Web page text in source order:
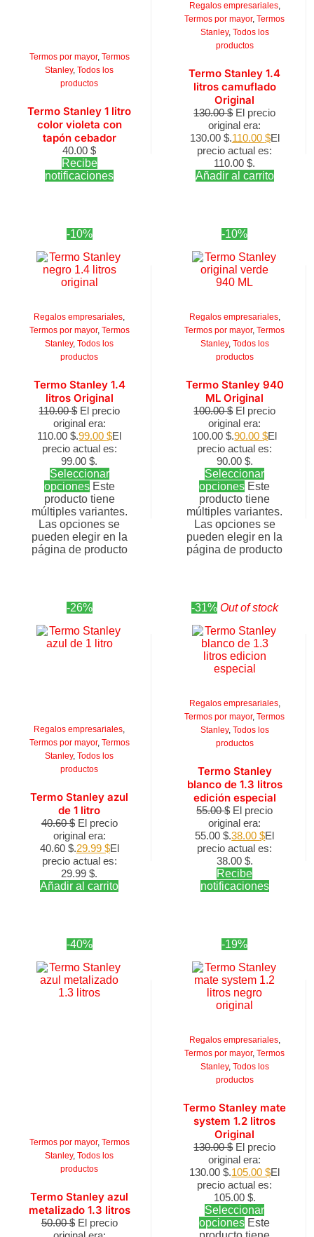
Termos por mayor, Termos
Stanley,Todos los
productos
Termo Stanley 1 litro
color violeta con
tapón cebador
40.00$
Recibe
notificaciones
Regalos empresariales,
Termos por mayor,Termos
Stanley, Todos los
productos
Termo Stanley 1.4
litros camuflado
Original
130.00$ El precio
original era:
130.00 $.110.00 $El
precio actual es:
110.00 $.
Añadir al carrito
-10%
Regalos empresariales,
Termos por mayor, Termos
Stanley,Todos los
productos
Termo Stanley 1.4
litros Original
110.00$ El precio
original era:
110.00 $.99.00$El
precio actual es:
99.00 $.
Seleccionar
opciones Este
producto tiene
múltiples variantes.
Las opciones se
pueden elegir en la
página de producto
-10%
Regalos empresariales,
Termos por mayor,Termos
Stanley, Todos los
productos
Termo Stanley 940
ML Original
100.00$ El precio
original era:
100.00 $.90.00$El
precio actual es:
90.00 $.
Seleccionar
opciones Este
producto tiene
múltiples variantes.
Las opciones se
pueden elegir en la
página de producto
-26%
Regalos empresariales,
Termos por mayor, Termos
Stanley,Todos los
productos
Termo Stanley azul
de 1 litro
40.60$ El precio
original era:
40.60 $.29.99 $El
precio actual es:
29.99 $.
Añadir al carrito
-31% Out of stock
Regalos empresariales,
Termos por mayor,Termos
Stanley, Todos los
productos
Termo Stanley
blanco de 1.3 litros
edición especial
55.00$ El precio
original era:
55.00 $.38.00$El
precio actual es:
38.00 $.
Recibe
notificaciones
-40%
Termos por mayor, Termos
Stanley,Todos los
productos
Termo Stanley azul
metalizado 1.3 litros
50.00$ El precio
-19%
Regalos empresariales,
Termos por mayor,Termos
Stanley, Todos los
productos
Termo Stanley mate
system 1.2 litros
Original
130.00$ El precio
original era:
130.00 $.105.00$El
precio actual es:
105.00 $.
Seleccionar
opciones Este